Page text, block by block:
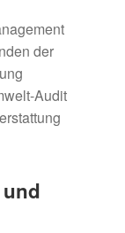
der
Audit